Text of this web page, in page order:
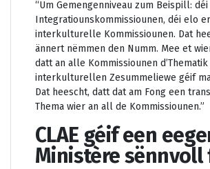
“Um Gemengenniveau zum Beispill: déi
Integratiounskommissiounen, déi elo
interkulturelle Kommissiounen. Dat
ännert nëmmen den Numm. Mee et
datt an alle Kommissiounen d’Thematik
interkulturellen Zesummeliewe géif
Dat heescht, datt dat am Fong een
Thema wier an all de Kommissiounen.”
CLAE géif een
Ministère sënnvoll